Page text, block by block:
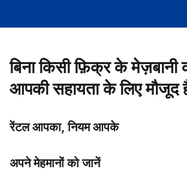
बिना किसी फ़िक्र के मेज़बानी
आपकी सहायता के लिए मौजूद
रेंटल आपका, नियम आपके
अपने मेहमानों को जानें